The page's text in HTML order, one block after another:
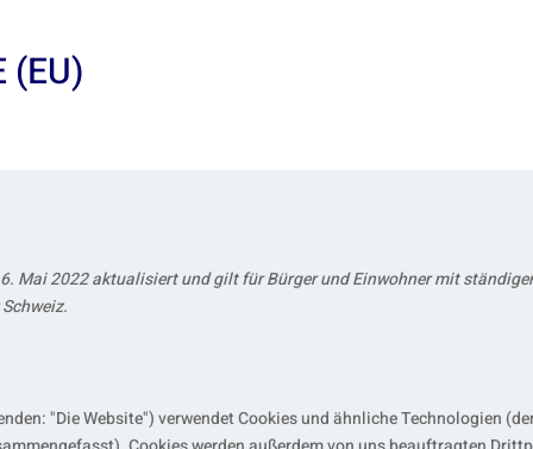
(EU)
Mai 2022 aktualisiert und gilt für Bürger und Einwohner mit
"Die Website") verwendet Cookies und ähnliche Technologien